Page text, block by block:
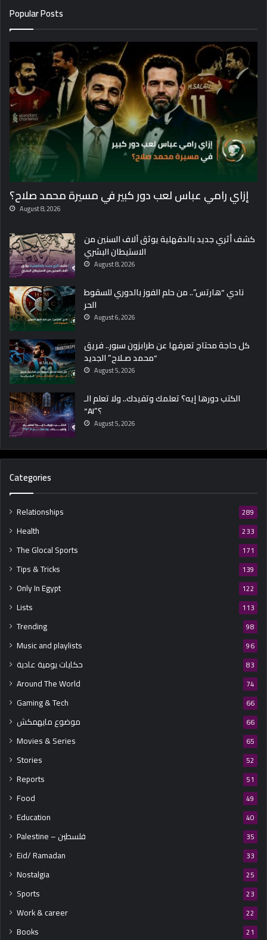
Popular Posts
إزاي رامي عباس لعب دور كبير في مسيرة محمد صلاح؟
August 8, 2026
كشف أثري جديد بالدقهلية يوثق آلاف السنين من
الاستيطان البشري
August 8, 2026
نادي “هارتس”.. من حلم الفوز بالدوري للسقوط
الحر
August 6, 2026
كل حاجة محتاج تعرفها عن طرابزون سبور.. فريق
“محمد صـلاح” الجديد
August 5, 2026
الكتب دورها إيه؟ تعلمك وتفيدك.. ولا تعلم الـ
“AI”؟
August 5, 2026
Categories
Relationships 289
Health 233
The Glocal Sports 171
Tips & Tricks 139
Only In Egypt 122
Lists 113
Trending 98
Music and playlists 96
حكايات يومية عادية 83
Around The World 74
Gaming & Tech 66
موضوع مايهمكش 66
Movies & Series 65
Stories 52
Reports 51
Food 49
Education 40
Palestine – فلسطين 35
Eid/ Ramadan 33
Nostalgia 25
Sports 23
Work & career 22
Books 21